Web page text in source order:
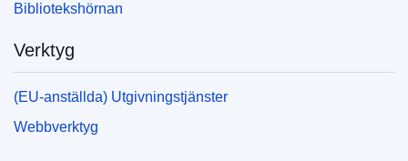
Bibliotekshörnan
Verktyg
(EU-anställda) Utgivningstjänster
Webbverktyg